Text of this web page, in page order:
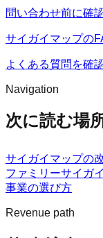
問い合わせ前に確
サイガイマップの
よくある質問を確
Navigation
次に読む場
サイガイマップの
ファミリーサイガ
事業の選び方
Revenue path